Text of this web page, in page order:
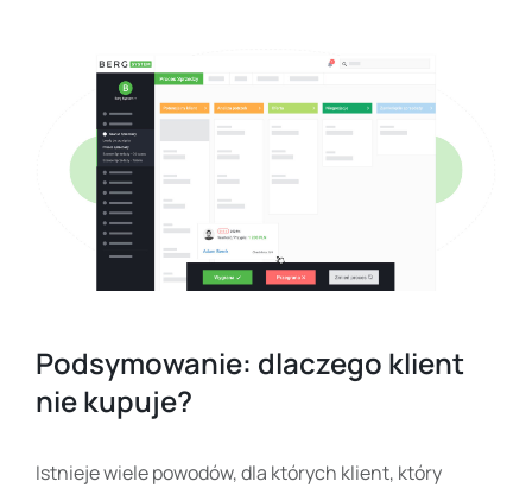
Podsymowanie: dlaczego klient
nie kupuje?
Istnieje wiele powodów, dla których klient, który